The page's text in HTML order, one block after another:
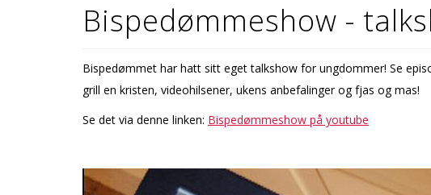
Bispedømmeshow -
Bispedømmet har hatt sitt eget talkshow for ungdommer! Se
grill en kristen, videohilsener, ukens anbefalinger og fjas og mas!
Se det via denne linken: Bispedømmeshow på youtube